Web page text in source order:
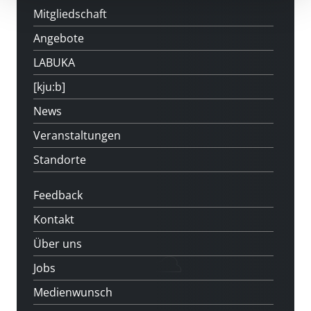
Mitgliedschaft
Angebote
LABUKA
[kju:b]
News
Veranstaltungen
Standorte
Feedback
Kontakt
Über uns
Jobs
Medienwunsch